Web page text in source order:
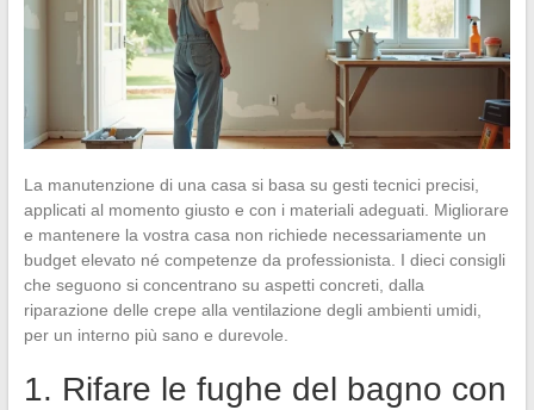
La manutenzione di una casa si basa su gesti tecnici precisi,
applicati al momento giusto e con i materiali adeguati. Migliorare
e mantenere la vostra casa non richiede necessariamente un
budget elevato né competenze da professionista. I dieci consigli
che seguono si concentrano su aspetti concreti, dalla
riparazione delle crepe alla ventilazione degli ambienti umidi,
per un interno più sano e durevole.
1. Rifare le fughe del bagno con